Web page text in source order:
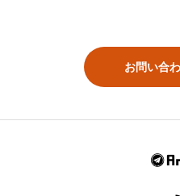
お問い合